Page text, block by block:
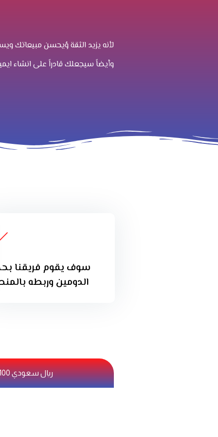
لأنه يزيد الثقة وُيحسن مبيعاتك
وأيضاً سيجعلك قادراً على انشاء
سوف يقوم فريقنا
الدومين وربطه
100 ريال سعودي